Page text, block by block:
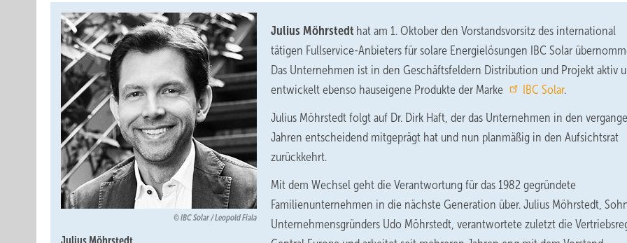
IBC Solar / Leopold Fiala
Julius Möhrstedt
Julius Möhrstedt hat am 1. Oktober den Vorstandsvorsitz des international
tätigen Fullservice-Anbieters für solare Energielösungen IBC Solar
Das Unternehmen ist in den Geschäftsfeldern Distribution und Projekt aktiv
entwickelt ebenso hauseigene Produkte der Marke
IBC Solar.
Julius Möhrstedt folgt auf Dr. Dirk Haft, der das Unternehmen in den
Jahren entscheidend mitgeprägt hat und nun planmäßig in den Aufsichtsrat
zurückkehrt.
Mit dem Wechsel geht die Verantwortung für das 1982 gegründete
Familienunternehmen in die nächste Generation über. Julius Möhrstedt,
Unternehmensgründers Udo Möhrstedt, verantwortete zuletzt die